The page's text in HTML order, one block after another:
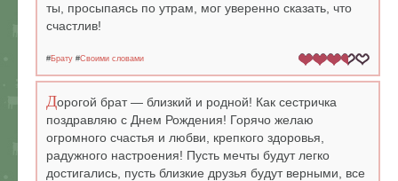
ты, просыпаясь по утрам, мог уверенно сказать, что
счастлив!
#Брату #Своими словами
Дорогой брат — близкий и родной! Как сестричка
поздравляю с Днем Рождения! Горячо желаю
огромного счастья и любви, крепкого здоровья,
радужного настроения! Пусть мечты будут легко
достигались, пусть близкие друзья будут верными, все